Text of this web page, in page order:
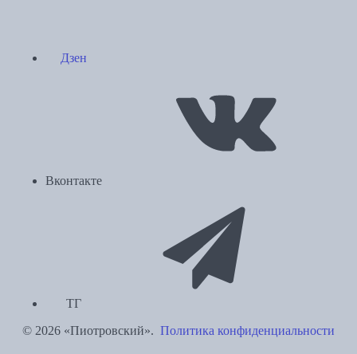
Дзен
Вконтакте
ТГ
© 2026 «Пиотровский». Политика конфиденциальности